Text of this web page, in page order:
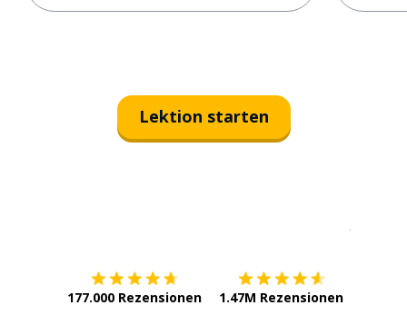
Lektion starten
177.000 Rezensionen 1.47M Rezensionen